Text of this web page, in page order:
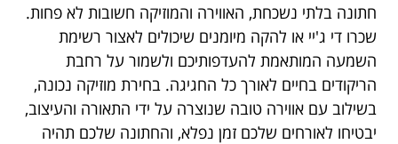
חתונה בלתי נשכחת, האווירה והמוזיקה חשובות לא פחות.
שכרו די ג'יי או להקה מיומנים שיכולים לאצור רשימת
השמעה המותאמת להעדפותיכם ולשמור על רחבת
הריקודים בחיים לאורך כל החגיגה. בחירת מוזיקה נכונה,
בשילוב עם אווירה טובה שנוצרה על ידי התאורה והעיצוב,
יבטיחו לאורחים שלכם זמן נפלא, והחתונה שלכם תהיה